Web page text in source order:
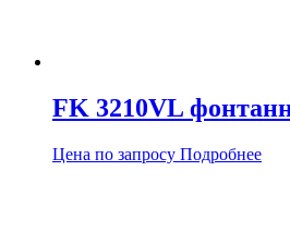
FK 3210VL
Цена по запросу Подробнее